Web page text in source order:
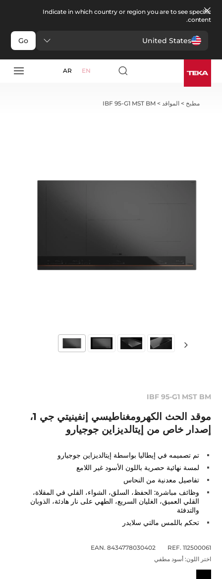
Indicate in which country or region you are to see specific
content.
United States
Go
EN
AR
مطبخ > المواقد>
IBF 95-G1 MST BM
IBF 95-G1 MST BM
موقد الحث الكهرومغناطيسي إنفينيتي جي 1،
إصدار خاص من إيتالديزاين جوجيارو
تم تصميمه في إيطاليا بواسطة إيتالديزاين جوجيارو
لمسة نهائية حصرية باللون الأسود غير اللامع
تفاصيل معدنية من النحاس
وظائف مباشرة: الحفظ، السلق، الشواء، القلي في المقلاة،
القلي العميق، الغليان السريع، الطهي على نار هادئة، الذوبان
والتدفئة
تحكم باللمس مالتي سلايدر
REF. 112500061
EAN. 8434778030402
اختر اللون:أسود مطفي